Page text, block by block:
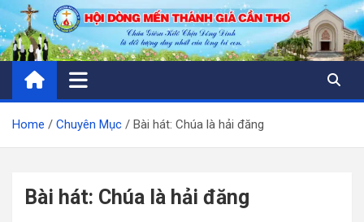
Skip
to
content
Home Chuyên Mục Bài hát: Chúa là hải đăng
Bài hát: Chúa là hải đăng